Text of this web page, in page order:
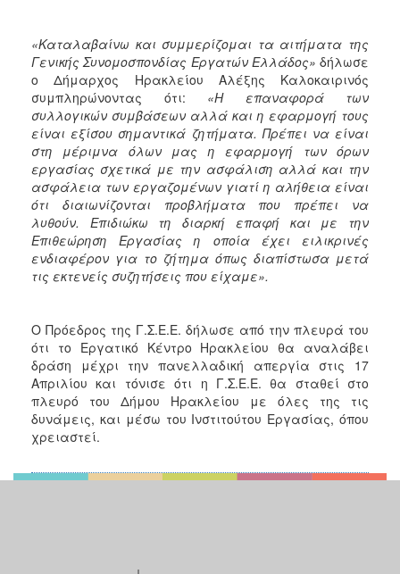
ΕΠΙΣΚΕΠΤΗΣ
ΗΡΑΚΛΕΙΟ
«Καταλαβαίνω και συμμερίζομαι τα αιτήματα της
Γενικής Συνομοσπονδίας Εργατών Ελλάδος» δήλωσε
ο Δήμαρχος Ηρακλείου Αλέξης Καλοκαιρινός
συμπληρώνοντας ότι: «Η επαναφορά των
συλλογικών συμβάσεων αλλά και η εφαρμογή τους
είναι εξίσου σημαντικά ζητήματα. Πρέπει να είναι
στη μέριμνα όλων μας η εφαρμογή των όρων
εργασίας σχετικά με την ασφάλιση αλλά και την
ασφάλεια των εργαζομένων γιατί η αλήθεια είναι
ότι διαιωνίζονται προβλήματα που πρέπει να
λυθούν. Επιδιώκω τη διαρκή επαφή και με την
Επιθεώρηση Εργασίας η οποία έχει ειλικρινές
ενδιαφέρον για το ζήτημα όπως διαπίστωσα μετά
τις εκτενείς συζητήσεις που είχαμε».
Ο Πρόεδρος της Γ.Σ.Ε.Ε. δήλωσε από την πλευρά του
ότι το Εργατικό Κέντρο Ηρακλείου θα αναλάβει
δράση μέχρι την πανελλαδική απεργία στις 17
Απριλίου και τόνισε ότι η Γ.Σ.Ε.Ε. θα σταθεί στο
πλευρό του Δήμου Ηρακλείου με όλες της τις
δυνάμεις, και μέσω του Ινστιτούτου Εργασίας, όπου
χρειαστεί.